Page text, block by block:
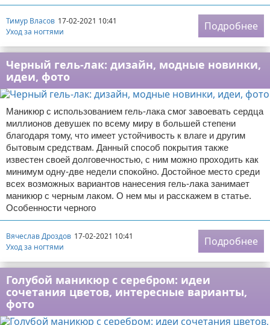
Тимур Власов 17-02-2021 10:41
Уход за ногтями
Подробнее
Черный гель-лак: дизайн, модные новинки,
идеи, фото
Маникюр с использованием гель-лака смог завоевать сердца
миллионов девушек по всему миру в большей степени
благодаря тому, что имеет устойчивость к влаге и другим
бытовым средствам. Данный способ покрытия также
известен своей долговечностью, с ним можно проходить как
минимум одну-две недели спокойно. Достойное место среди
всех возможных вариантов нанесения гель-лака занимает
маникюр с черным лаком. О нем мы и расскажем в статье.
Особенности черного
Вячеслав Дроздов 17-02-2021 10:41
Уход за ногтями
Подробнее
Голубой маникюр с серебром: идеи
сочетания цветов, интересные варианты,
фото